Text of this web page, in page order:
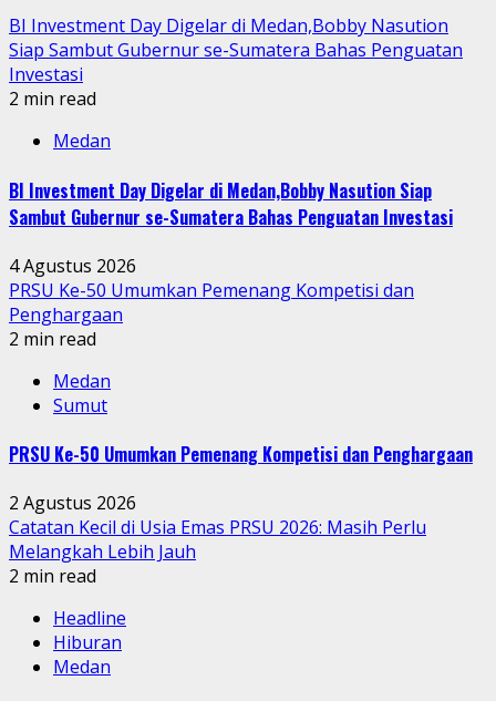
BI Investment Day Digelar di Medan,Bobby Nasution
Siap Sambut Gubernur se-Sumatera Bahas Penguatan
Investasi
2 min read
Medan
BI Investment Day Digelar di Medan,Bobby Nasution Siap
Sambut Gubernur se-Sumatera Bahas Penguatan Investasi
4 Agustus 2026
PRSU Ke-50 Umumkan Pemenang Kompetisi dan
Penghargaan
2 min read
Medan
Sumut
PRSU Ke-50 Umumkan Pemenang Kompetisi dan Penghargaan
2 Agustus 2026
Catatan Kecil di Usia Emas PRSU 2026: Masih Perlu
Melangkah Lebih Jauh
2 min read
Headline
Hiburan
Medan